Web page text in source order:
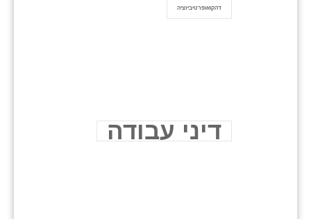
דהקואופרטיביזציה
דיני עבודה